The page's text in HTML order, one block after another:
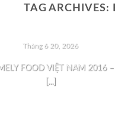
TAG ARCHIVES:
Tháng 6 20, 2026
FOOD VIỆT NAM 2016
[...]